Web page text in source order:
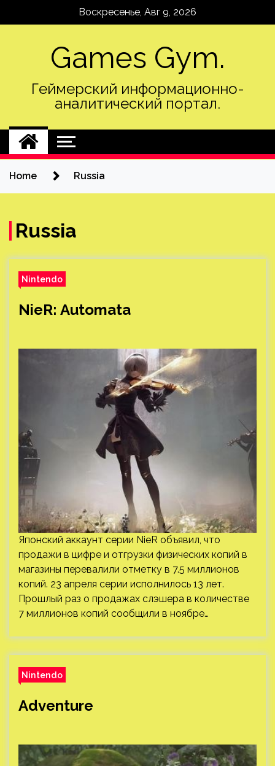
Воскресенье, Авг 9, 2026
Games Gym.
Геймерский информационно-
аналитический портал.
Home Russia
Russia
Nintendo
NieR: Automata
Японский аккаунт серии NieR объявил, что
продажи в цифре и отгрузки физических копий в
магазины перевалили отметку в 7.5 миллионов
копий. 23 апреля серии исполнилось 13 лет.
Прошлый раз о продажах слэшера в количестве
7 миллионов копий сообщили в ноябре…
Nintendo
Adventure